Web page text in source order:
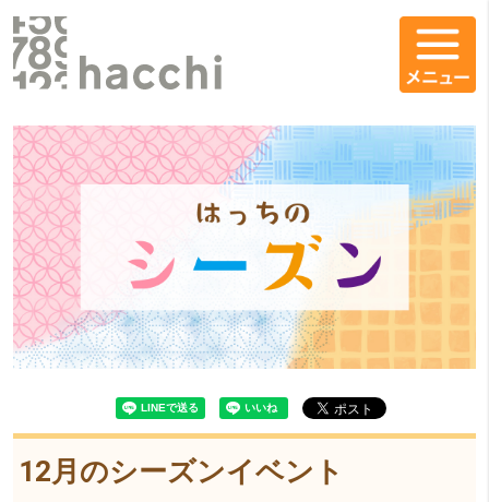
コンテンツエリア
はっちのシーズン12月をシェア
メインコンテンツ
12月のシーズンイベント